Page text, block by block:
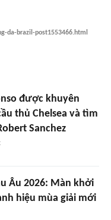
da-brazil-post1553466.html
được khuyên
thủ Chelsea và tìm
Sanchez
Âu 2026: Màn khởi
hiệu mùa giải mới